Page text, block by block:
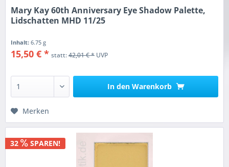
Mary Kay 60th Anniversary Eye Shadow Palette,
Lidschatten MHD 11/25
Inhalt:6.75 g
15,50 € * statt:42,01 € *UVP
In den Warenkorb
Merken
32 SPAREN!